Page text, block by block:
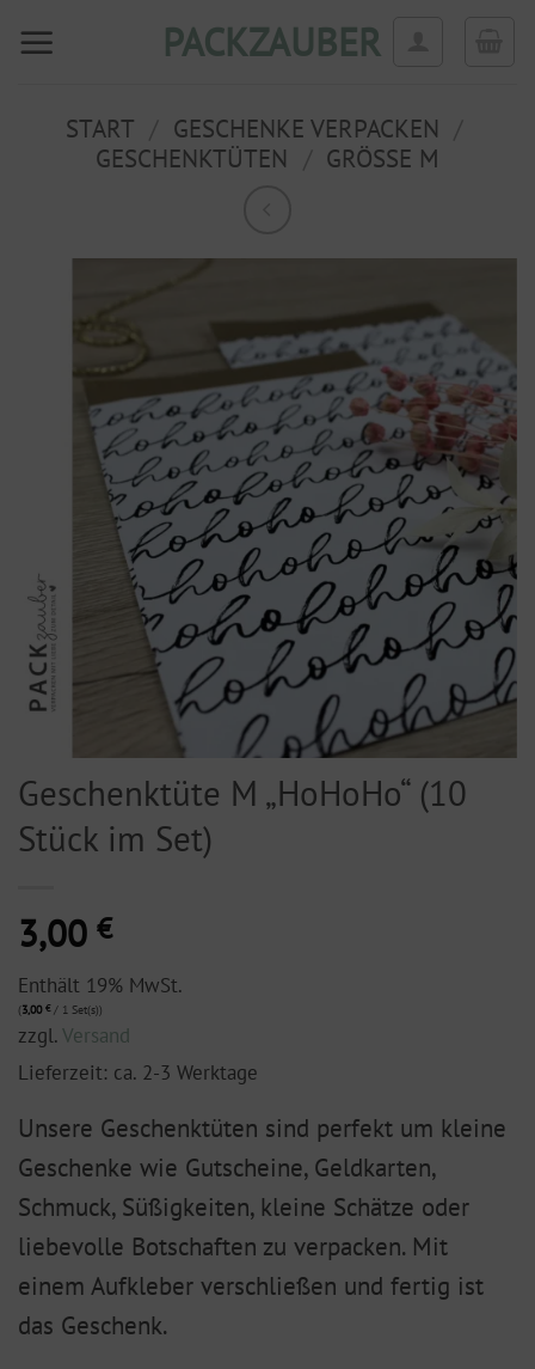
Inhalt
PACKZAUBER
START GESCHENKE VERPACKEN
GESCHENKTÜTEN
GRÖSSE M
Geschenktüte M „HoHoHo“ (10
Stück im Set)
3,00 €
Enthält 19% MwSt.
(3,00 €/ 1 Set(s))
zzgl.Versand
Lieferzeit: ca. 2-3 Werktage
Unsere Geschenktüten sind perfekt um kleine
Geschenke wie Gutscheine, Geldkarten,
Schmuck, Süßigkeiten, kleine Schätze oder
liebevolle Botschaften zu verpacken. Mit
einem Aufkleber verschließen und fertig ist
das Geschenk.